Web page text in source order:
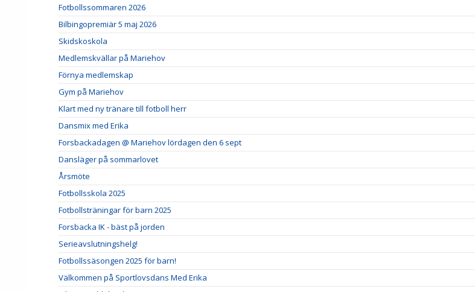
Fotbollssommaren 2026
Bilbingopremiär 5 maj 2026
Skidskoskola
Medlemskvällar på Mariehov
Förnya medlemskap
Gym på Mariehov
Klart med ny tränare till fotboll herr
Dansmix med Erika
Forsbackadagen @ Mariehov lördagen den 6 sept
Dansläger på sommarlovet
Årsmöte
Fotbollsskola 2025
Fotbollsträningar för barn 2025
Forsbacka IK - bäst på jorden
Serieavslutningshelg!
Fotbollssäsongen 2025 för barn!
Välkommen på Sportlovsdans Med Erika